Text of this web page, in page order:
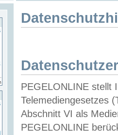
PEGELONLINE stellt
Telemediengesetzes
Abschnitt VI als
PEGELONLINE